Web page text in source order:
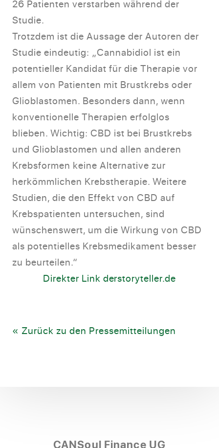
26 Patienten verstarben während der
Studie.
Trotzdem ist die Aussage der Autoren der
Studie eindeutig: „Cannabidiol ist ein
potentieller Kandidat für die Therapie vor
allem von Patienten mit Brustkrebs oder
Glioblastomen. Besonders dann, wenn
konventionelle Therapien erfolglos
blieben. Wichtig: CBD ist bei Brustkrebs
und Glioblastomen und allen anderen
Krebsformen keine Alternative zur
herkömmlichen Krebstherapie. Weitere
Studien, die den Effekt von CBD auf
Krebspatienten untersuchen, sind
wünschenswert, um die Wirkung von CBD
als potentielles Krebsmedikament besser
zu beurteilen.“
Direkter Link derstoryteller.de
« Zurück zu den Pressemitteilungen
CANSoul Finance UG